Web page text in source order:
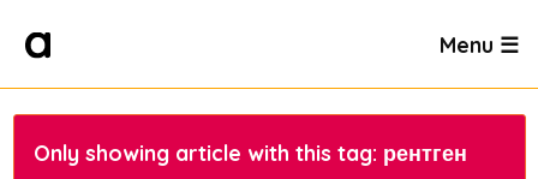
Menu ☰
Only showing article with this tag: рентген